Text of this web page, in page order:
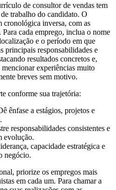
de consultor de vendas tem
trabalho do candidato. O
cronológica inversa, com as
cada emprego, inclua o nome
e o período em que
principais responsabilidades e
resultados concretos e,
experiências muito
breves sem motivo.
conforme sua trajetória:
ênfase a estágios, projetos e
responsabilidades consistentes e
evolução.
capacidade estratégica e
negócio.
priorize os empregos mais
em cada um. Para chamar a